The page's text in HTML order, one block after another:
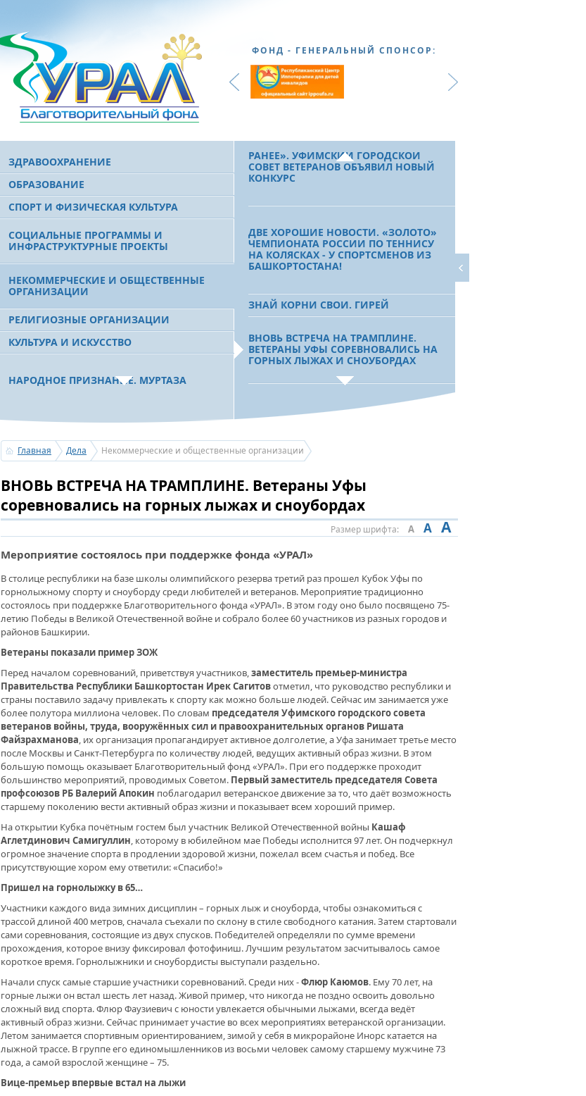
ФОНД - ГЕНЕРАЛЬНЫЙ СПОНСОР:
ЗДРАВООХРАНЕНИЕ
ОБРАЗОВАНИЕ
СПОРТ И ФИЗИЧЕСКАЯ КУЛЬТУРА
СОЦИАЛЬНЫЕ ПРОГРАММЫ И
ИНФРАСТРУКТУРНЫЕ ПРОЕКТЫ
НЕКОММЕРЧЕСКИЕ И ОБЩЕСТВЕННЫЕ
ОРГАНИЗАЦИИ
РЕЛИГИОЗНЫЕ ОРГАНИЗАЦИИ
КУЛЬТУРА И ИСКУССТВО
НАРОДНОЕ ПРИЗНАНИЕ. МУРТАЗА
ПОЗДРАВЛЕНИЕ ПЕРВОГО ПРЕЗИДЕНТА
СОВЕТА БЛАГОТВОРИТЕЛЬНОГО ФОНДА
«УРАЛ» М.Г.РАХИМОВА
БАШКИРСКИХ РОДОВ»
ОГОНЬ - СУДЬЯ БЕСПЕЧНОСТИ ЛЮДЕЙ.
ПОЖАРОВ МЕНЬШЕ НЕ СТАНОВИТСЯ
ДРУЖБА НЕ СЛАБЕЕТ. СОСТОЯЛАСЬ
ВСТРЕЧА ДВУХ РУКОВОДИТЕЛЕЙ
В ДОМЕ СВОЕМ. ОБ УНИКАЛЬНОЙ
ЖИЛИЩНОЙ ПРОГРАММЕ
ВНОВЬ О КАРИМЕ ХАКИМОВЕ. ИМЯ
СОВЕТСКОГО ДИПЛОМАТА ОБЪЕДИНЯЕТ
ДВА ГОСУДАРСТВА
ДО ГЛУБИНЫ ДУШИ. ФИЛЬМЫ БУЛАТА
ЮСУПОВА ПОКАЗАЛИ В КАЗАХСТАНЕ
ЛЮБОЙ КОГДА-ТО ПОСТАРЕЕТ.
ИНТЕРВЬЮ С ГЛАВРЕДОМ ГАЗЕТЫ
«ВЕТЕРАН БАШКОРТОСТАНА»
МЕМОРИАЛ СОБРАЛ СОСЛУЖИВЦЕВ. УФА
ОТМЕТИЛА 101-Ю ГОДОВЩИНУ
ОБРАЗОВАНИЯ ПОГРАНИЧНЫХ ВОЙСК
РОССИИ
ОБЩЕСТВЕННЫЕ ОРГАНИЗАЦИИ
ГЛУХИХ
ЦЕНТР ИППОТЕРАПИИ ДЛЯ ДЕТЕЙ-
ИНВАЛИДОВ
«РЕАЛИЗОВАТЬ НЕИСПОЛНЕННОЕ
РАНЕЕ». УФИМСКИЙ ГОРОДСКОЙ
СОВЕТ ВЕТЕРАНОВ ОБЪЯВИЛ НОВЫЙ
КОНКУРС
ДВЕ ХОРОШИЕ НОВОСТИ. «ЗОЛОТО»
ЧЕМПИОНАТА РОССИИ ПО ТЕННИСУ
НА КОЛЯСКАХ - У СПОРТСМЕНОВ ИЗ
БАШКОРТОСТАНА!
ЗНАЙ КОРНИ СВОИ. ГИРЕЙ
ВНОВЬ ВСТРЕЧА НА ТРАМПЛИНЕ.
ВЕТЕРАНЫ УФЫ СОРЕВНОВАЛИСЬ НА
ГОРНЫХ ЛЫЖАХ И СНОУБОРДАХ
«НАШЕ ДЕЛО – ПОМОЧЬ». О РАБОТЕ
«МИЛОСЕРДИЯ»
ЮБИЛЕЙНЫЙ ТУРФЕСТ. УФИМСКИЙ
СОВЕТ ВЕТЕРАНОВ ПРОВЕЛ
НЕВОЗМОЖНОГО НЕТ. «ФАКЕЛ» ЭТО
ДОКАЗЫВАЕТ
«КРЫЛЬЯ МОЕЙ МЕЧТЫ». ОБЩЕСТВО
ИНВАЛИДОВ ОРГАНИЗОВАЛО
ПРАЗДНИК ДЛЯ ДЕТЕЙ
МЕРОПРИЯТИЕ
СЛЫШАТЬ СЕРДЦЕМ. ДОМ КУЛЬТУРЫ
ГЛУХИХ ОТМЕТИЛ 60-ЛЕТИЕ
Главная Дела Некоммерческие и общественные организации
ВНОВЬ ВСТРЕЧА НА ТРАМПЛИНЕ. Ветераны Уфы
соревновались на горных лыжах и сноубордах
Размер шрифта: A A A
Мероприятие состоялось при поддержке фонда «УРАЛ»
В столице республики на базе школы олимпийского резерва третий раз прошел Кубок Уфы по
горнолыжному спорту и сноуборду среди любителей и ветеранов. Мероприятие традиционно
состоялось при поддержке Благотворительного фонда «УРАЛ». В этом году оно было посвящено 75-
летию Победы в Великой Отечественной войне и собрало более 60 участников из разных городов и
районов Башкирии.
Ветераны показали пример ЗОЖ
Перед началом соревнований, приветствуя участников,заместитель премьер-министра
Правительства Республики Башкортостан Ирек Сагитовотметил, что руководство республики и
страны поставило задачу привлекать к спорту как можно больше людей. Сейчас им занимается уже
более полутора миллиона человек. По словам председателя Уфимского городского совета
ветеранов войны, труда, вооружённых сил и правоохранительных органов Ришата
Файзрахманова, их организация пропагандирует активное долголетие, а Уфа занимает третье место
после Москвы и Санкт-Петербурга по количеству людей, ведущих активный образ жизни. В этом
большую помощь оказывает Благотворительный фонд «УРАЛ». При его поддержке проходит
большинство мероприятий, проводимых Советом. Первый заместитель председателя Совета
профсоюзов РБ Валерий Апокин поблагодарил ветеранское движение за то, что даёт возможность
старшему поколению вести активный образ жизни и показывает всем хороший пример.
На открытии Кубка почётным гостем был участник Великой Отечественной войны Кашаф
Аглетдинович Самигуллин, которому в юбилейном мае Победы исполнится 97 лет. Он подчеркнул
огромное значение спорта в продлении здоровой жизни, пожелал всем счастья и побед. Все
присутствующие хором ему ответили: «Спасибо!»
Пришел на горнолыжку в 65…
Участники каждого вида зимних дисциплин – горных лыж и сноуборда, чтобы ознакомиться с
трассой длиной 400 метров, сначала съехали по склону в стиле свободного катания. Затем стартовали
сами соревнования, состоящие из двух спусков. Победителей определяли по сумме времени
прохождения, которое внизу фиксировал фотофиниш. Лучшим результатом засчитывалось самое
короткое время. Горнолыжники и сноубордисты выступали раздельно.
Начали спуск самые старшие участники соревнований. Среди них -Флюр Каюмов. Ему 70 лет, на
горные лыжи он встал шесть лет назад. Живой пример, что никогда не поздно освоить довольно
сложный вид спорта. Флюр Фаузиевич с юности увлекается обычными лыжами, всегда ведёт
активный образ жизни. Сейчас принимает участие во всех мероприятиях ветеранской организации.
Летом занимается спортивным ориентированием, зимой у себя в микрорайоне Инорс катается на
лыжной трассе. В группе его единомышленников из восьми человек самому старшему мужчине 73
года, а самой взрослой женщине – 75.
Вице-премьер впервые встал на лыжи